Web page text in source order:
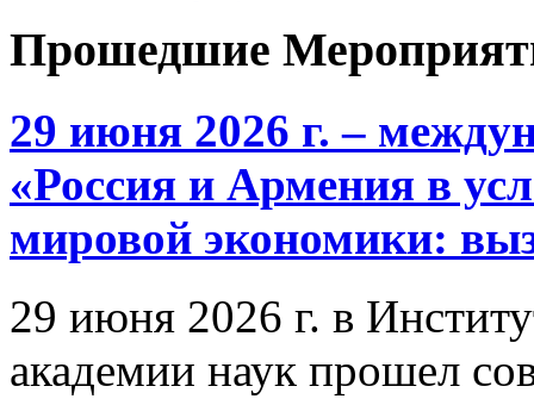
Прошедшие
29 июня 2026 г. –
«Россия и Армения в
мировой экономики:
29 июня 2026 г. в
академии наук прошел